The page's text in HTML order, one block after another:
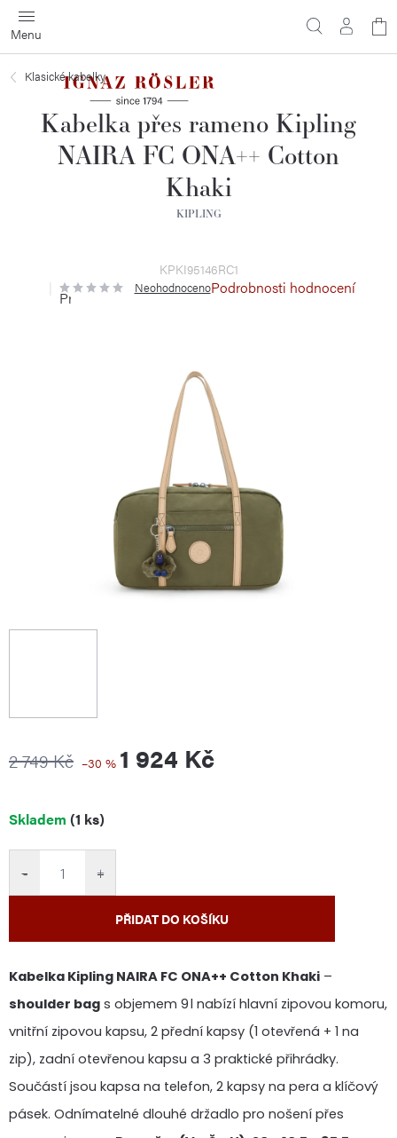
Přejít
na
obsah
Klasické kabelky
Kabelka přes rameno Kipling
NAIRA FC ONA++ Cotton
Khaki
KIPLING
KPKI95146RC1
Průměrné
hodnocení
NeohodnocenoPodrobnosti hodnocení
2 749 Kč –30 % 1 924 Kč
Měrná
Skladem (1 ks)
+
−
PŘIDAT DO KOŠÍKU
Kabelka Kipling NAIRA FC ONA++ Cotton Khaki –
shoulder bag s objemem 9 l nabízí hlavní zipovou komoru,
vnitřní zipovou kapsu, 2 přední kapsy (1 otevřená + 1 na
zip), zadní otevřenou kapsu a 3 praktické přihrádky.
Součástí jsou kapsa na telefon, 2 kapsy na pera a klíčový
pásek. Odnímatelné dlouhé držadlo pro nošení přes